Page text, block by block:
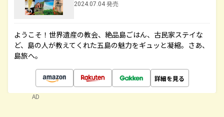
2024.07.04 発売
ようこそ！世界遺産の教会、絶品島ごはん、古民家ステイな
ど、島の人が教えてくれた五島の魅力をギュッと凝縮。さあ、
島旅へ。
詳細を見る
AD